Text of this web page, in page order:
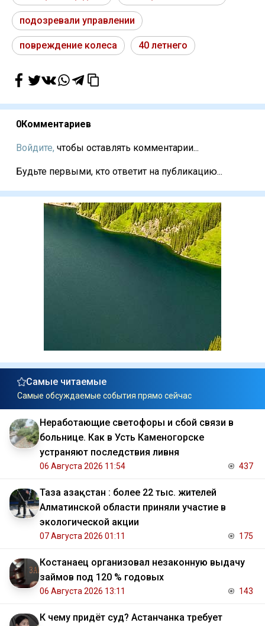
подозревали управлении
повреждение колеса 40 летнего
0Комментариев
Войдите, чтобы оставлять комментарии...
Будьте первыми, кто ответит на публикацию...
Самые читаемые
Самые обсуждаемые события прямо сейчас
Неработающие светофоры и сбой связи в
больнице. Как в Усть Каменогорске
устраняют последствия ливня
06 Августа 2026 11:54 437
Таза Қазақстан : более 22 тыс. жителей
Алматинской области приняли участие в
экологической акции
07 Августа 2026 01:11 175
Костанаец организовал незаконную выдачу
займов под 120 % годовых
06 Августа 2026 13:11 143
К чему придёт суд? Астанчанка требует